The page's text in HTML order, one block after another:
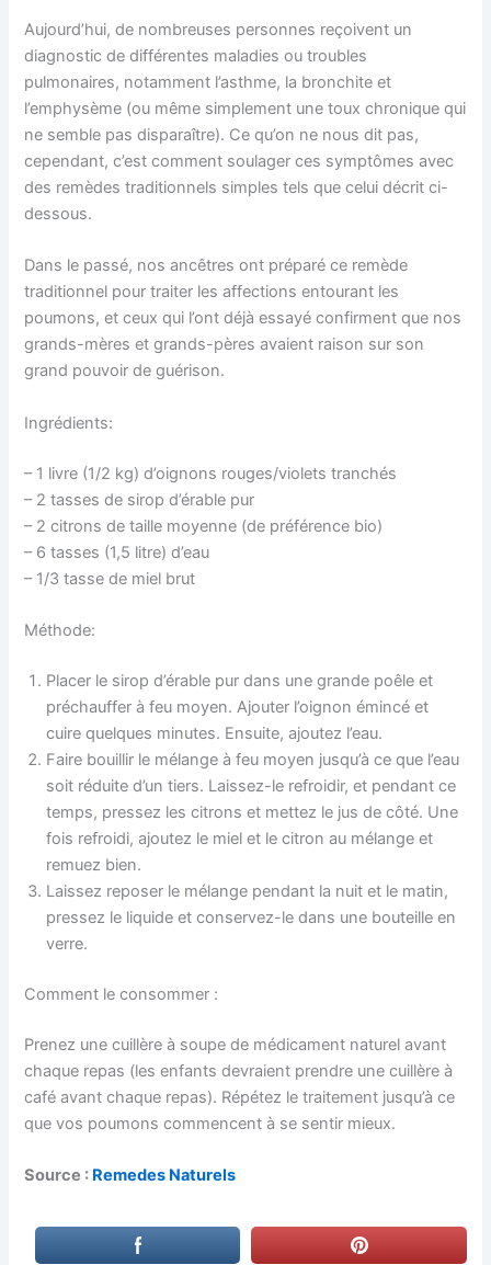
Aujourd’hui, de nombreuses personnes reçoivent un
diagnostic de différentes maladies ou troubles
pulmonaires, notamment l’asthme, la bronchite et
l’emphysème (ou même simplement une toux chronique qui
ne semble pas disparaître). Ce qu’on ne nous dit pas,
cependant, c’est comment soulager ces symptômes avec
des remèdes traditionnels simples tels que celui décrit ci-
dessous.
Dans le passé, nos ancêtres ont préparé ce remède
traditionnel pour traiter les affections entourant les
poumons, et ceux qui l’ont déjà essayé confirment que nos
grands-mères et grands-pères avaient raison sur son
grand pouvoir de guérison.
Ingrédients:
– 1 livre (1/2 kg) d’oignons rouges/violets tranchés
– 2 tasses de sirop d’érable pur
– 2 citrons de taille moyenne (de préférence bio)
– 6 tasses (1,5 litre) d’eau
– 1/3 tasse de miel brut
Méthode:
Placer le sirop d’érable pur dans une grande poêle et
préchauffer à feu moyen. Ajouter l’oignon émincé et
cuire quelques minutes. Ensuite, ajoutez l’eau.
Faire bouillir le mélange à feu moyen jusqu’à ce que l’eau
soit réduite d’un tiers. Laissez-le refroidir, et pendant ce
temps, pressez les citrons et mettez le jus de côté. Une
fois refroidi, ajoutez le miel et le citron au mélange et
remuez bien.
Laissez reposer le mélange pendant la nuit et le matin,
pressez le liquide et conservez-le dans une bouteille en
verre.
Comment le consommer :
Prenez une cuillère à soupe de médicament naturel avant
chaque repas (les enfants devraient prendre une cuillère à
café avant chaque repas). Répétez le traitement jusqu’à ce
que vos poumons commencent à se sentir mieux.
Source : Remedes Naturels